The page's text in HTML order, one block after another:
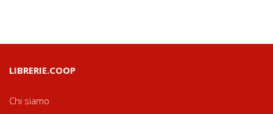
LIBRERIE.COOP
Chi siamo